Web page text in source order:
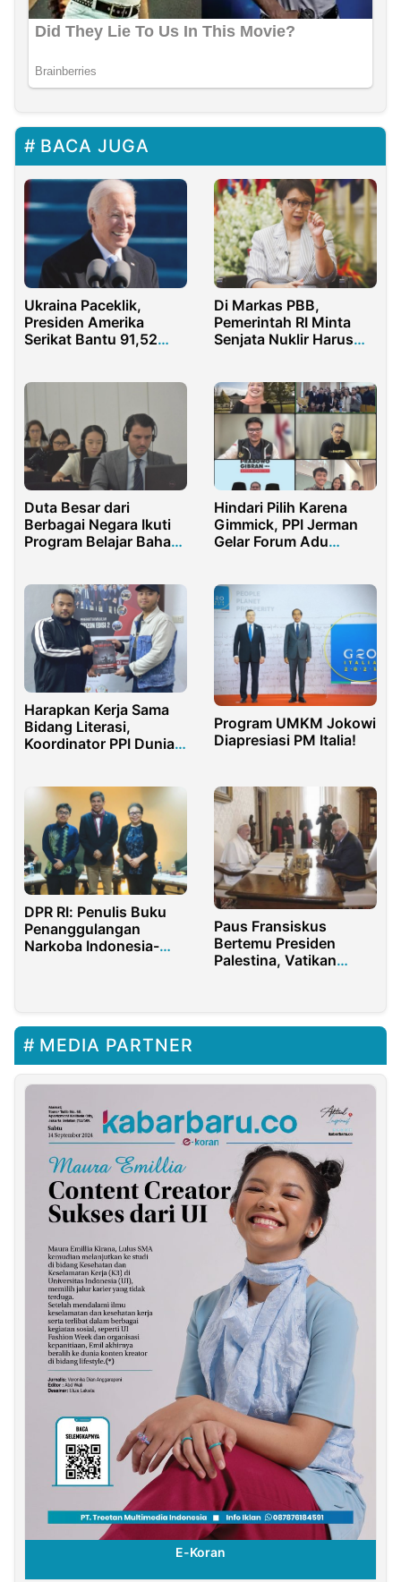
BACA JUGA
Ukraina Paceklik,
Presiden Amerika
Serikat Bantu 91,52
Di Markas PBB,
Pemerintah RI Minta
Senjata Nuklir Harus
Duta Besar dari
Berbagai Negara Ikuti
Program Belajar Bahasa
Hindari Pilih Karena
Gimmick, PPI Jerman
Gelar Forum Adu
Harapkan Kerja Sama
Bidang Literasi,
Koordinator PPI Dunia
Program UMKM Jokowi
Diapresiasi PM Italia!
DPR RI: Penulis Buku
Penanggulangan
Narkoba Indonesia-
Paus Fransiskus
Bertemu Presiden
Palestina, Vatikan
MEDIA PARTNER
E-Koran